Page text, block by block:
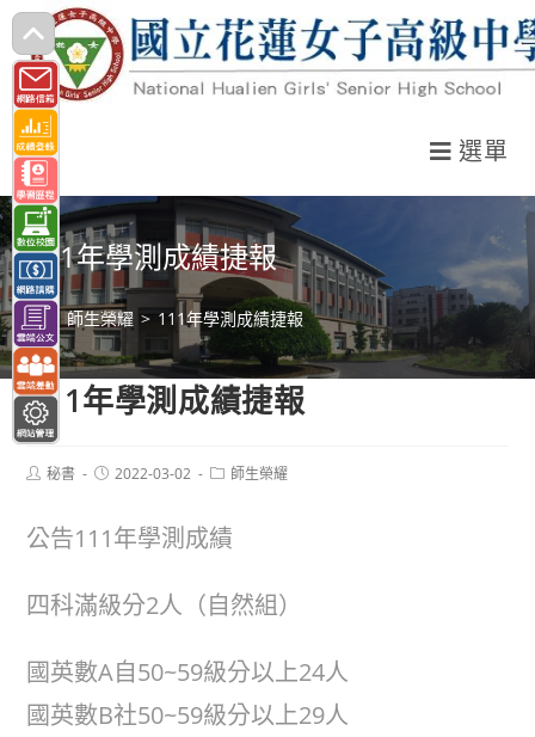
跳
轉
至
主
要
內
容
選單
111年學測成績捷報
> 師生榮耀 > 111年學測成績捷報
111年學測成績捷報
Post秘書
Post2022-03-02
Post師生榮耀
公告111年學測成績
四科滿級分2人（自然組）
國英數A自50~59級分以上24人
國英數B社50~59級分以上29人